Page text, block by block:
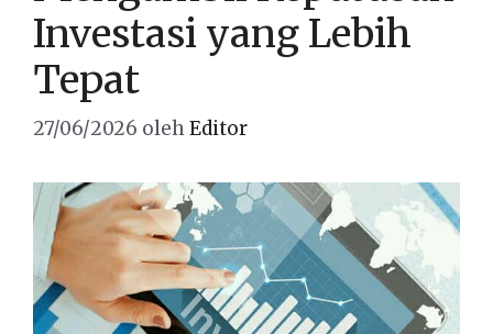
Investasi yang Lebih
Tepat
27/06/2026 olehEditor